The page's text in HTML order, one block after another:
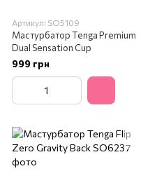
Артикул: SO5109
Мастурбатор Tenga Premium
Dual Sensation Cup
999 грн